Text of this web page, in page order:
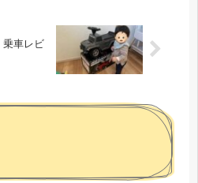
乗車レビ